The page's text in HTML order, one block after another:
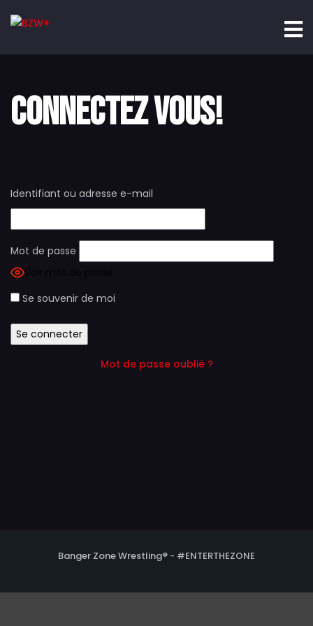
CONNECTEZ VOUS!
Identifiant ou adresse e-mail
Mot de passe
Se souvenir de moi
Mot de passe oublié ?
Banger Zone Wrestling® - #ENTERTHEZONE